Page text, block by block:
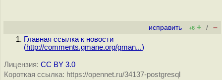
исправить +6 + / –
Главная ссылка к новости
(http://comments.gmane.org/gman...)
Лицензия: CC BY 3.0
Короткая ссылка: https://opennet.ru/34137-postgresql